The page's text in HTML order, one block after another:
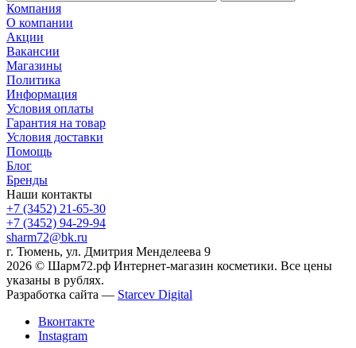
Компания
О компании
Акции
Вакансии
Магазины
Политика
Информация
Условия оплаты
Гарантия на товар
Условия доставки
Помощь
Блог
Бренды
Наши контакты
+7 (3452) 21-65-30
+7 (3452) 94-29-94
sharm72@bk.ru
г. Тюмень, ул. Дмитрия Менделеева 9
2026 © Шарм72.рф Интернет-магазин косметики. Все цены
указаны в рублях.
Разработка сайта — Starcev Digital
Вконтакте
Instagram